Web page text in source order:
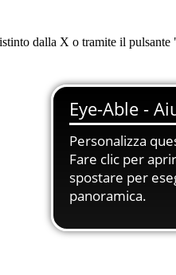
dalla X o tramite il